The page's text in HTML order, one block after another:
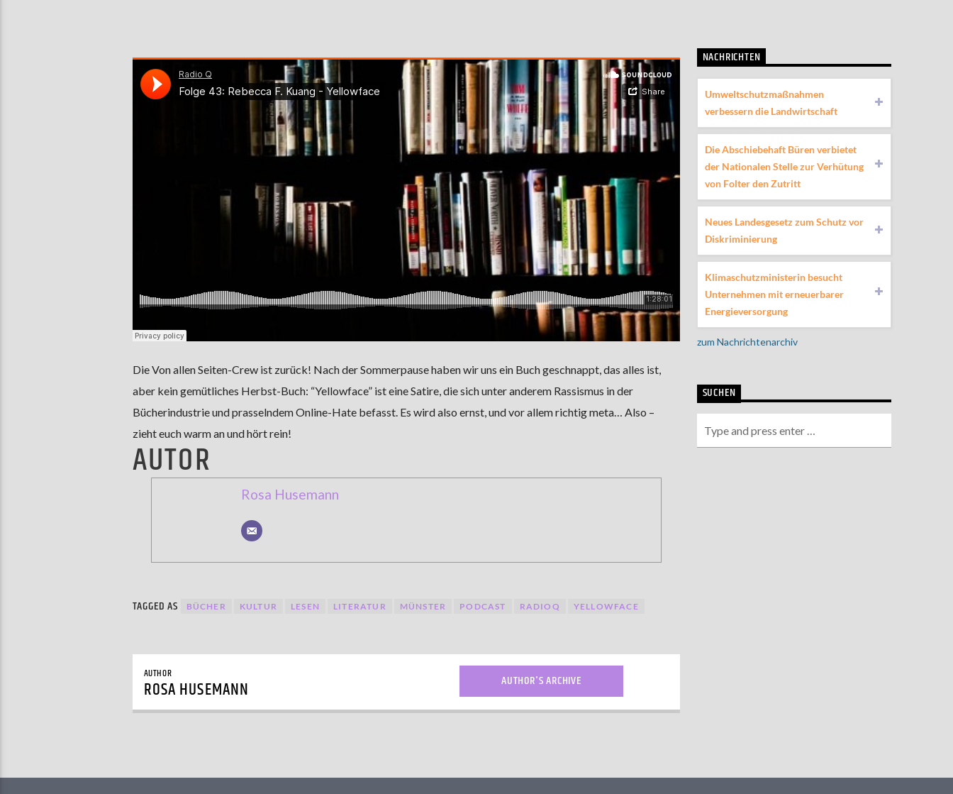
Die Von allen Seiten-Crew ist zurück! Nach der Sommerpause haben wir uns ein Buch geschnappt, das alles ist,
aber kein gemütliches Herbst-Buch: “Yellowface” ist eine Satire, die sich unter anderem Rassismus in der
Bücherindustrie und prasselndem Online-Hate befasst. Es wird also ernst, und vor allem richtig meta… Also –
zieht euch warm an und hört rein!
AUTOR
Rosa Husemann
TAGGED AS BÜCHER KULTUR LESEN LITERATUR MÜNSTER PODCAST RADIOQ YELLOWFACE
AUTHOR
ROSA HUSEMANN AUTHOR'S ARCHIVE
NACHRICHTEN
Umweltschutzmaßnahmen
verbessern die Landwirtschaft
Die Abschiebehaft Büren verbietet
der Nationalen Stelle zur Verhütung
von Folter den Zutritt
Neues Landesgesetz zum Schutz vor
Diskriminierung
Klimaschutzministerin besucht
Unternehmen mit erneuerbarer
Energieversorgung
zum Nachrichtenarchiv
SUCHEN